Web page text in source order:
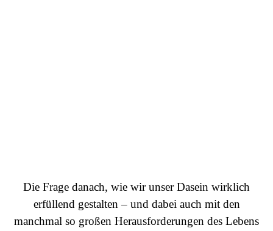
Die Frage danach, wie wir unser Dasein wirklich
erfüllend gestalten – und dabei auch mit den
manchmal so großen Herausforderungen des Lebens